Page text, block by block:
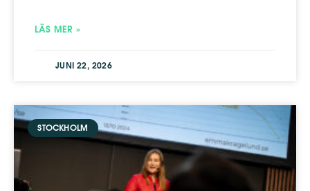
LÄS MER »
JUNI 22, 2026
STOCKHOLM